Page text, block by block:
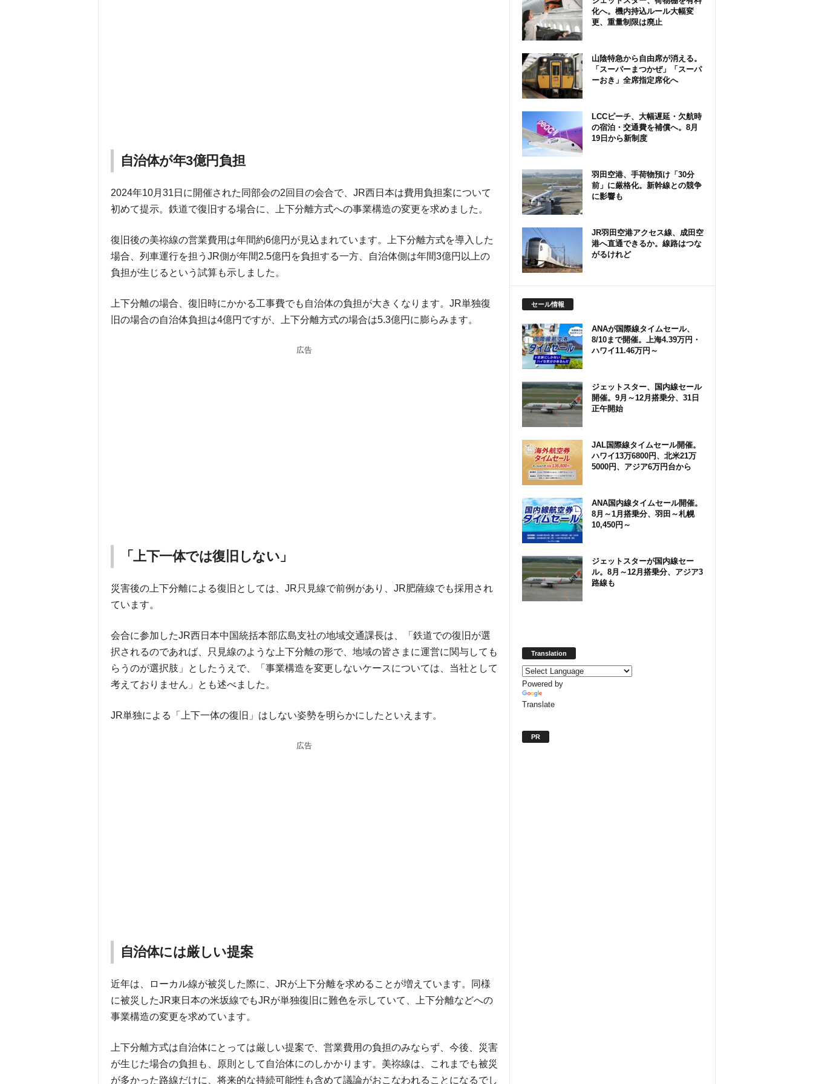
自治体が年3億円負担
2024年10月31日に開催された同部会の2回目の会合で、JR西日本は費用負担案について
初めて提示。鉄道で復旧する場合に、上下分離方式への事業構造の変更を求めました。
復旧後の美祢線の営業費用は年間約6億円が見込まれています。上下分離方式を導入した
場合、列車運行を担うJR側が年間2.5億円を負担する一方、自治体側は年間3億円以上の
負担が生じるという試算も示しました。
上下分離の場合、復旧時にかかる工事費でも自治体の負担が大きくなります。JR単独復
旧の場合の自治体負担は4億円ですが、上下分離方式の場合は5.3億円に膨らみます。
広告
「上下一体では復旧しない」
災害後の上下分離による復旧としては、JR只見線で前例があり、JR肥薩線でも採用され
ています。
会合に参加したJR西日本中国統括本部広島支社の地域交通課長は、「鉄道での復旧が選
択されるのであれば、只見線のような上下分離の形で、地域の皆さまに運営に関与しても
らうのが選択肢」としたうえで、「事業構造を変更しないケースについては、当社として
考えておりません」とも述べました。
JR単独による「上下一体の復旧」はしない姿勢を明らかにしたといえます。
広告
自治体には厳しい提案
近年は、ローカル線が被災した際に、JRが上下分離を求めることが増えています。同様
に被災したJR東日本の米坂線でもJRが単独復旧に難色を示していて、上下分離などへの
事業構造の変更を求めています。
上下分離方式は自治体にとっては厳しい提案で、営業費用の負担のみならず、今後、災害
が生じた場合の負担も、原則として自治体にのしかかります。美祢線は、これまでも被災
が多かった路線だけに、将来的な持続可能性も含めて議論がおこなわれることになるでし
化へ。機内持込ルール大幅変
更、重量制限は廃止
山陰特急から自由席が消える。
「スーパーまつかぜ」「スーパ
ーおき」全席指定席化へ
LCCピーチ、大幅遅延・欠航時
の宿泊・交通費を補償へ。8月
19日から新制度
羽田空港、手荷物預け「30分
前」に厳格化。新幹線との競争
に影響も
JR羽田空港アクセス線、成田空
港へ直通できるか。線路はつな
がるけれど
セール情報
ANAが国際線タイムセール、
8/10まで開催。上海4.39万円・
ハワイ11.46万円～
ジェットスター、国内線セール
開催。9月～12月搭乗分、31日
正午開始
JAL国際線タイムセール開催。
ハワイ13万6800円、北米21万
5000円、アジア6万円台から
ANA国内線タイムセール開催。
8月～1月搭乗分、羽田～札幌
10,450円～
ジェットスターが国内線セー
ル。8月～12月搭乗分、アジア3
路線も
Translation
Powered by
Translate
PR